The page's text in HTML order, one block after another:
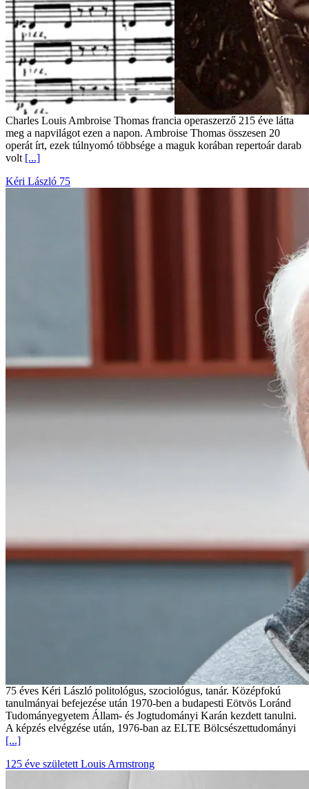
Charles Louis Ambroise Thomas francia operaszerző 215 éve látta
meg a napvilágot ezen a napon. Ambroise Thomas összesen 20
operát írt, ezek túlnyomó többsége a maguk korában repertoár darab
volt [...]
Kéri László 75
75 éves Kéri László politológus, szociológus, tanár. Középfokú
tanulmányai befejezése után 1970-ben a budapesti Eötvös Loránd
Tudományegyetem Állam- és Jogtudományi Karán kezdett tanulni.
A képzés elvégzése után, 1976-ban az ELTE Bölcsészettudományi
[...]
125 éve született Louis Armstrong